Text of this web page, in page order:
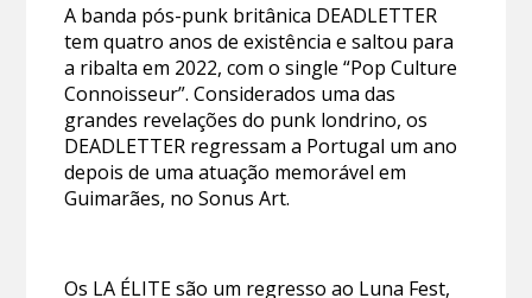
A banda pós-punk britânica DEADLETTER
tem quatro anos de existência e saltou para
a ribalta em 2022, com o single “Pop Culture
Connoisseur”. Considerados uma das
grandes revelações do punk londrino, os
DEADLETTER regressam a Portugal um ano
depois de uma atuação memorável em
Guimarães, no Sonus Art.
Os LA ÉLITE são um regresso ao Luna Fest,